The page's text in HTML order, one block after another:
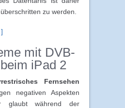
zu werden.
mit DVB-
iPad 2
Fernsehen
negativen Aspekten
glaubt während der